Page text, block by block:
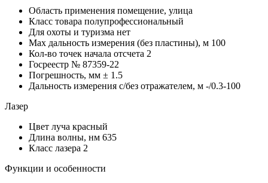
Область применения помещение, улица
Класс товара полупрофессиональный
Для охоты и туризма нет
Мах дальность измерения (без пластины), м 100
Кол-во точек начала отсчета 2
Госреестр № 87359-22
Погрешность, мм ± 1.5
Дальность измерения с/без отражателем, м -/0.3-100
Лазер
Цвет луча красный
Длина волны, нм 635
Класс лазера 2
Функции и особенности